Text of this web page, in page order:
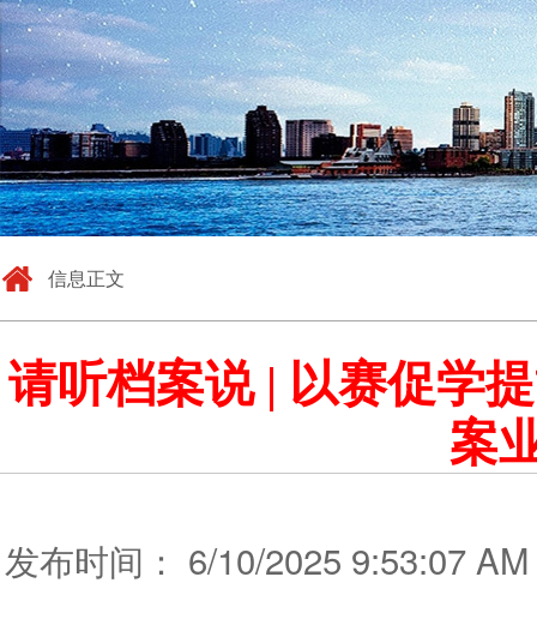
信息正文
请听档案说 | 以赛促学
案
发布时间： 6/10/2025 9:53:07